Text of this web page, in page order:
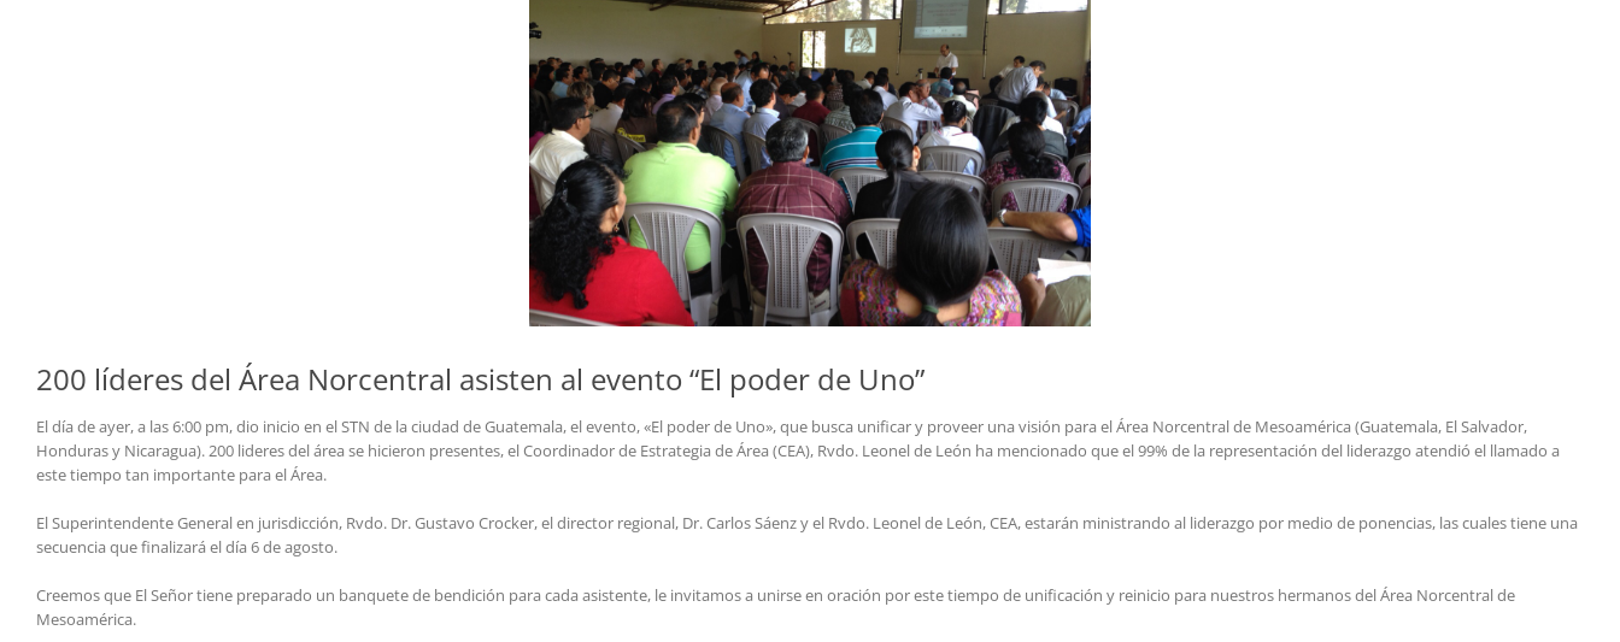
200 líderes del Área Norcentral asisten al evento “El poder de Uno”
El día de ayer, a las 6:00 pm, dio inicio en el STN de la ciudad de Guatemala, el evento, «El poder de Uno», que busca unificar y proveer una visión para el Área Norcentral de Mesoamérica (Guatemala, El Salvador,
Honduras y Nicaragua). 200 lideres del área se hicieron presentes, el Coordinador de Estrategia de Área (CEA), Rvdo. Leonel de León ha mencionado que el 99% de la representación del liderazgo atendió el llamado a
este tiempo tan importante para el Área.
El Superintendente General en jurisdicción, Rvdo. Dr. Gustavo Crocker, el director regional, Dr. Carlos Sáenz y el Rvdo. Leonel de León, CEA, estarán ministrando al liderazgo por medio de ponencias, las cuales tiene una
secuencia que finalizará el día 6 de agosto.
Creemos que El Señor tiene preparado un banquete de bendición para cada asistente, le invitamos a unirse en oración por este tiempo de unificación y reinicio para nuestros hermanos del Área Norcentral de
Mesoamérica.